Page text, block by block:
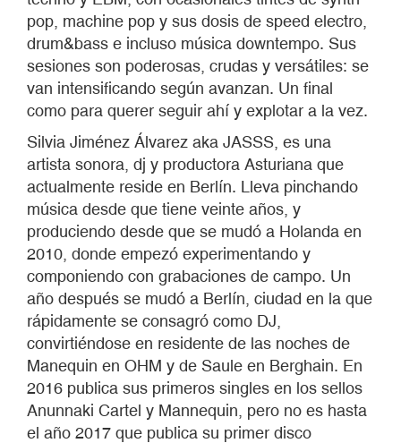
pop, machine pop y sus dosis de speed electro,
drum&bass e incluso música downtempo. Sus
sesiones son poderosas, crudas y versátiles: se
van intensificando según avanzan. Un final
como para querer seguir ahí y explotar a la vez.
Silvia Jiménez Álvarez aka JASSS, es una
artista sonora, dj y productora Asturiana que
actualmente reside en Berlín. Lleva pinchando
música desde que tiene veinte años, y
produciendo desde que se mudó a Holanda en
2010, donde empezó experimentando y
componiendo con grabaciones de campo. Un
año después se mudó a Berlín, ciudad en la que
rápidamente se consagró como DJ,
convirtiéndose en residente de las noches de
Manequin en OHM y de Saule en Berghain. En
2016 publica sus primeros singles en los sellos
Anunnaki Cartel y Mannequin, pero no es hasta
el año 2017 que publica su primer disco